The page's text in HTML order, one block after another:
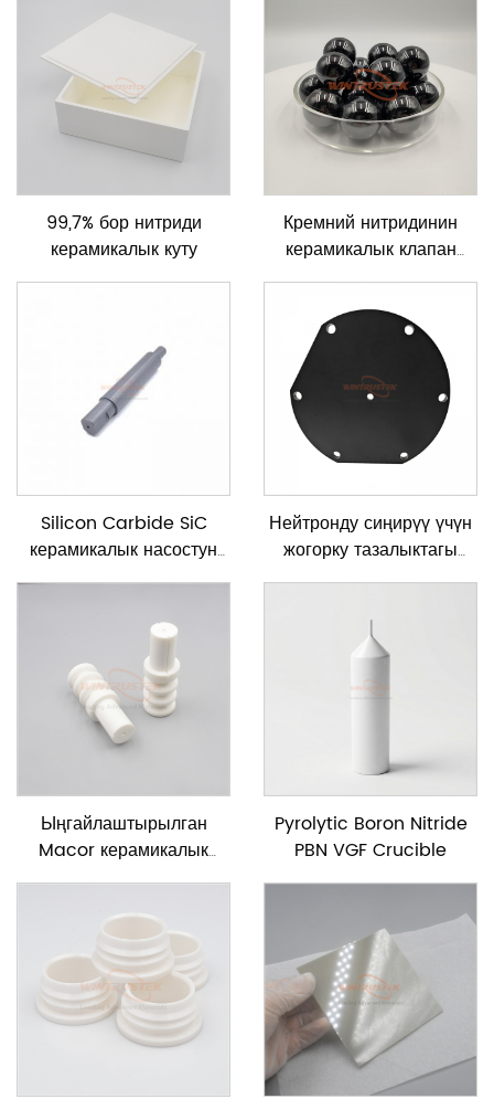
99,7% бор нитриди
керамикалык куту
Кремний нитридинин
керамикалык клапан
топтору
Silicon Carbide SiC
керамикалык насостун
вал
Нейтронду сиңирүү үчүн
жогорку тазалыктагы
99,5% бор карбиди
Ыңгайлаштырылган
Macor керамикалык
изоляторлору
Pyrolytic Boron Nitride
PBN VGF Crucible